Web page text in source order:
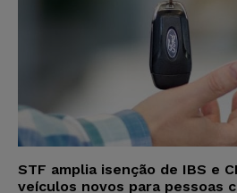
STF amplia isenção de IBS e
veículos novos para pessoas